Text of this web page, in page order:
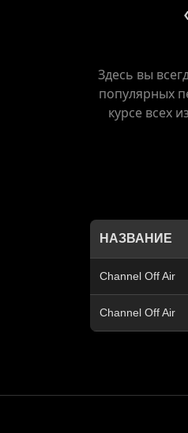
Здесь вы
популярных
курсе всех
НАЗВАНИЕ
Channel Off Air
Channel Off Air